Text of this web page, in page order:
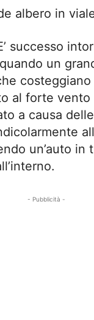
albero in
successo
un
al forte vento
a causa
un’auto in
- Pubblicità -